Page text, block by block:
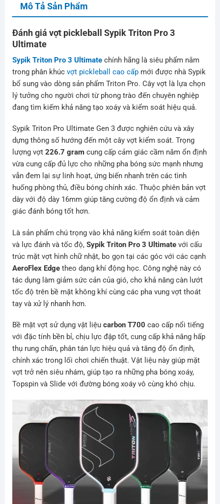
Mô Tả Sản Phẩm
Đánh giá vợt pickleball Sypik Triton Pro 3
Ultimate
Sypik Triton Pro 3 Ultimatechính hãng là siêu phẩm nằm
trong phân khúc vợt pickleball cao cấpmới được nhà Sypik
bổ sung vào dòng sản phẩm Triton Pro. Cây vợt là lựa chọn
lý tưởng cho người chơi từ phong trào đến chuyên nghiệp
đang tìm kiếm khả năng tạo xoáy và kiểm soát hiệu quả.
Sypik Triton Pro Ultimate Gen 3 được nghiên cứu và xây
dựng thông số hướng đến một cây vợt kiểm soát. Trọng
lượng vợt 226.7 gramcung cấp cảm giác cầm nắm ổn định
vừa cung cấp đủ lực cho những pha bóng sức mạnh nhưng
vẫn đem lại sự linh hoạt, ứng biến nhanh trên các tình
huống phòng thủ, điều bóng chính xác. Thuộc phiên bản vợt
dày với độ dày 16mm giúp tăng cường độ ổn định và cảm
giác đánh bóng tốt hơn.
Là sản phẩm chú trọng vào khả năng kiểm soát toàn diện
và lực đánh và tốc độ, Sypik Triton Pro 3 Ultimatevới cấu
trúc mặt vợt hình chữ nhật, bo gọn tại các góc với các cạnh
AeroFlex Edgetheo dạng khí động học. Công nghệ này có
tác dụng làm giảm sức cản của gió, cho khả năng càn lướt
tốc độ trên bề mặt không khí cùng các pha vung vợt thoát
tay và xử lý nhanh hơn.
Bề mặt vợt sử dụng vật liệu carbon T700 cao cấp nổi tiếng
với đặc tính bền bỉ, chịu lực đập tốt, cung cấp khả năng hấp
thụ rung chấn, phân tán lực hiệu quả và tăng độ ổn định,
chính xác trong lối chơi chiến thuật. Vật liệu này giúp mặt
vợt trở nên siêu nhám, giúp tạo ra những pha bóng xoáy,
Topspin và Slide với đường bóng xoáy vô cùng khó chịu.